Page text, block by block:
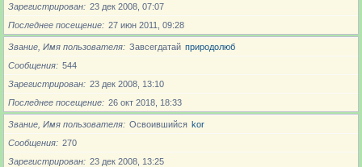
Зарегистрирован
23 дек 2008, 07:07
Последнее посещение
27 июн 2011, 09:28
Звание, Имя пользователя Завсегдатай природолюб
Сообщения
544
Зарегистрирован
23 дек 2008, 13:10
Последнее посещение
26 окт 2018, 18:33
Звание, Имя пользователя Освоившийся kor
Сообщения
270
Зарегистрирован
23 дек 2008, 13:25